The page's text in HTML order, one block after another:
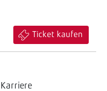
Ticket kaufen